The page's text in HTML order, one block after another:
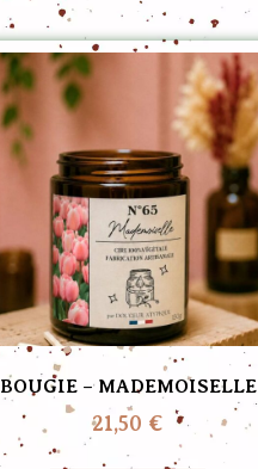
BOUGIE – MADEMOISELLE
21,50 €